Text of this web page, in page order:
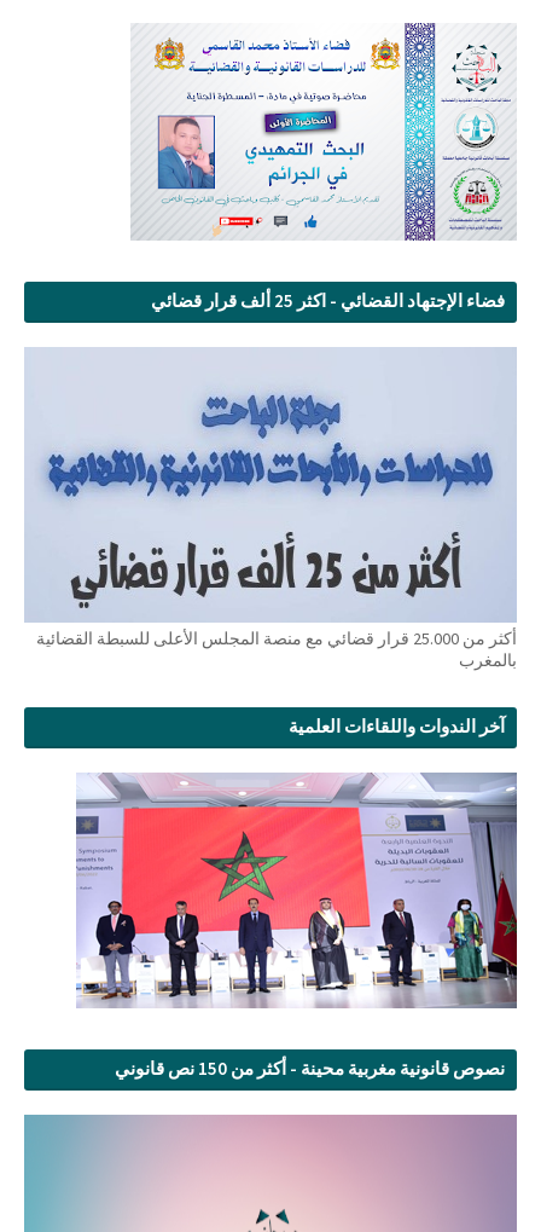
فضاء الإجتهاد القضائي - اكثر 25 ألف قرار قضائي
أكثر من 25.000 قرار قضائي مع منصة المجلس الأعلى للسبطة القضائية
بالمغرب
آخر الندوات واللقاءات العلمية
نصوص قانونية مغربية محينة - أكثر من 150 نص قانوني